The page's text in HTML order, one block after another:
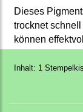
Dieses
trocknet
können
Inhalt: 1